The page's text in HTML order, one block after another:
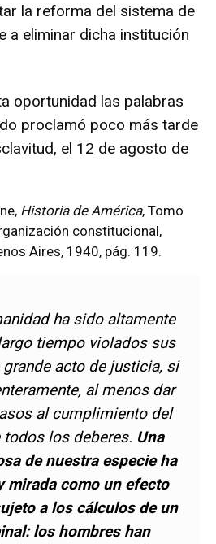
la reforma del sistema de
a eliminar dicha institución
oportunidad las palabras
proclamó poco más tarde
el 12 de agosto de
Historia de América, Tomo
constitucional,
Aires, 1940, pág. 119.
ha sido altamente
tiempo violados sus
grande acto de justicia, si
al menos dar
al cumplimiento del
los deberes. Una
de nuestra especie ha
mirada como un efecto
a los cálculos de un
los hombres han